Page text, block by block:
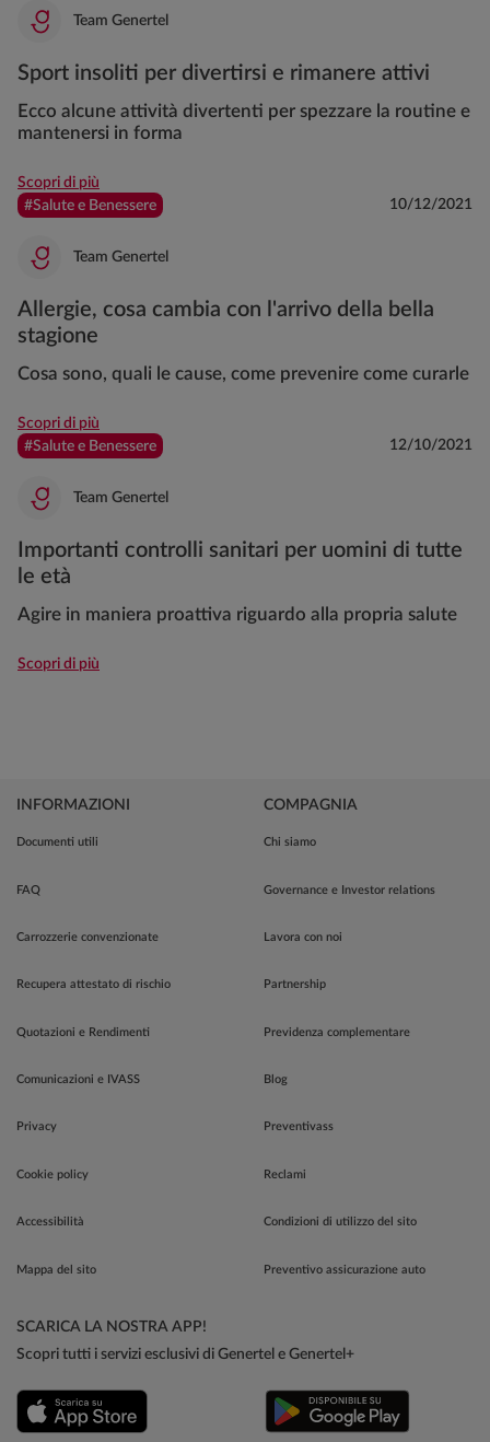
Team Genertel
Sport insoliti per divertirsi e rimanere attivi
Ecco alcune attività divertenti per spezzare la routine e
mantenersi in forma
Scopri di più
#Salute e Benessere
10/12/2021
Team Genertel
Allergie, cosa cambia con l'arrivo della bella
stagione
Cosa sono, quali le cause, come prevenire come curarle
Scopri di più
#Salute e Benessere
12/10/2021
Team Genertel
Importanti controlli sanitari per uomini di tutte
le età
Agire in maniera proattiva riguardo alla propria salute
Scopri di più
INFORMAZIONI
Documenti utili
FAQ
Carrozzerie convenzionate
Recupera attestato di rischio
Quotazioni e Rendimenti
Comunicazioni e IVASS
Privacy
Cookie policy
Accessibilità
Mappa del sito
COMPAGNIA
Chi siamo
Governance e Investor relations
Lavora con noi
Partnership
Previdenza complementare
Blog
Preventivass
Reclami
Condizioni di utilizzo del sito
Preventivo assicurazione auto
SCARICA LA NOSTRA APP!
Scopri tutti i servizi esclusivi di Genertel e Genertel+